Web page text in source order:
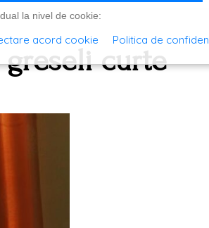
greseli curte
la nivel de cookie:
acord cookie Politica de